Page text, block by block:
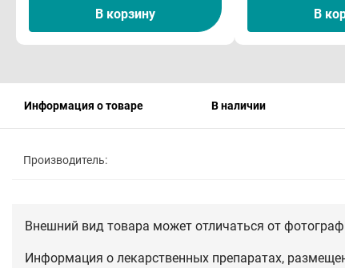
В корзину В
Информация о товаре В наличии
Производитель:
Внешний вид товара может отличаться от
Информация о лекарственных препаратах,